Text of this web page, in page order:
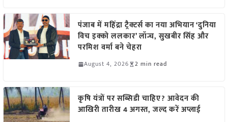
पंजाब में महिंद्रा ट्रैक्टर्स का नया अभियान ‘दुनिया
विच इक्को ललकार’ लॉन्च, सुखबीर सिंह और
परमिश वर्मा बने चेहरा
August 4, 2026 2 min read
कृषि यंत्रों पर सब्सिडी चाहिए? आवेदन की
आखिरी तारीख 4 अगस्त, जल्द करें अप्लाई